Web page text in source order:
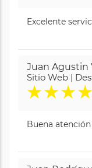
Excelente
Juan Agustin
Sitio Web |
★★★★
Buena